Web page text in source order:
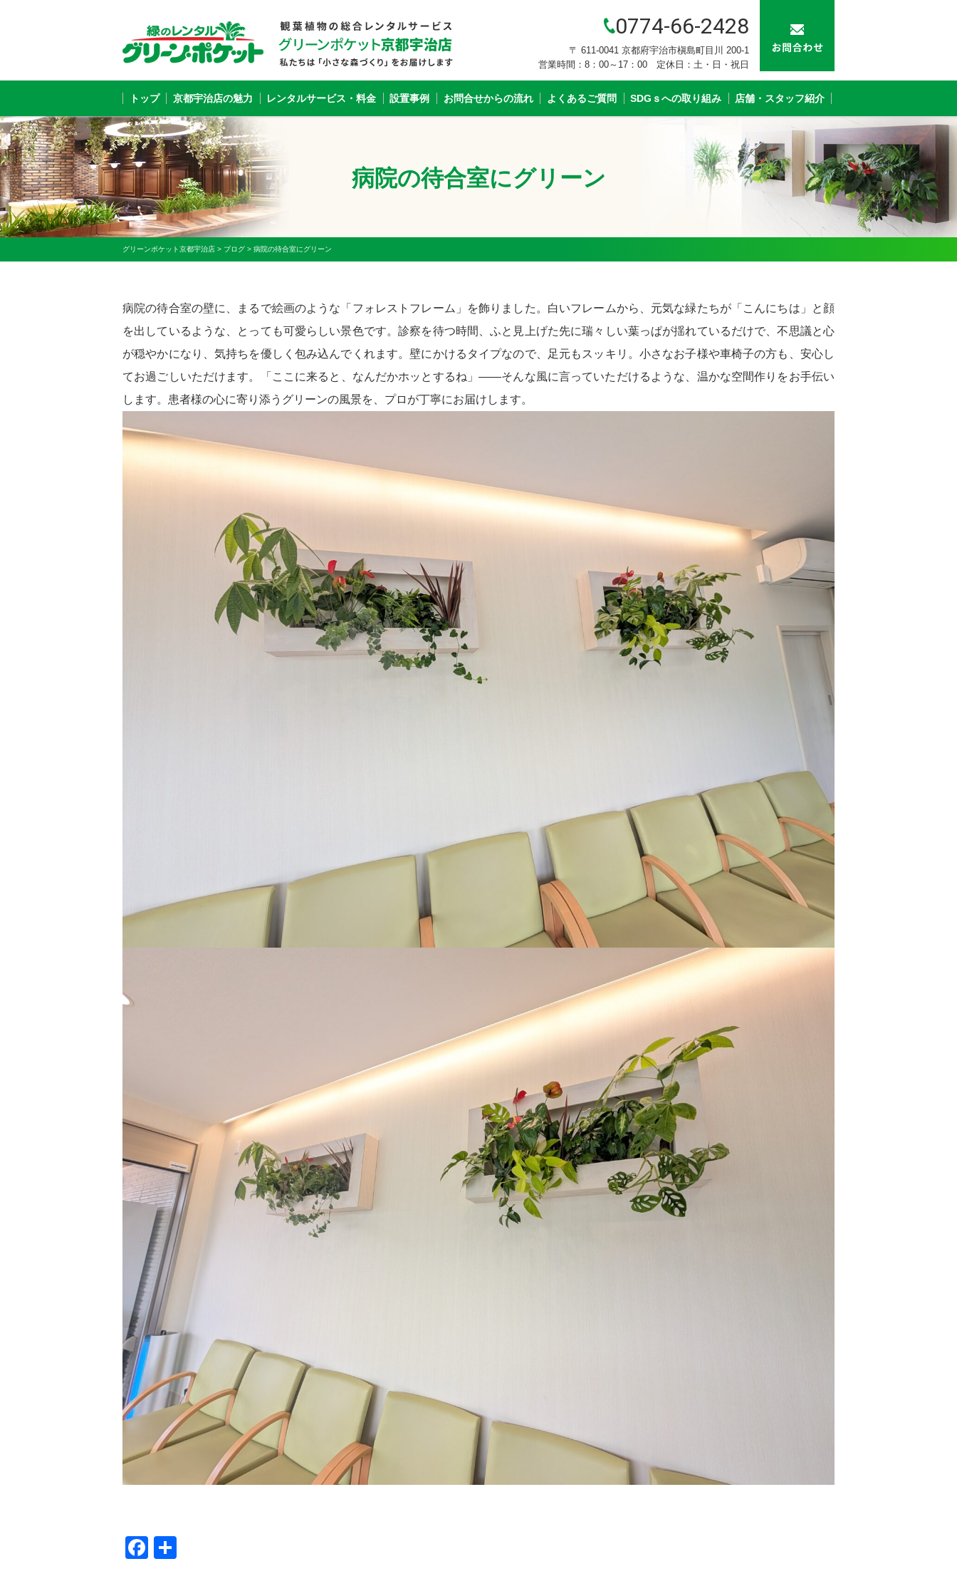
0774-66-2428
〒 611-0041 京都府宇治市槇島町目川 200-1
営業時間：8：00～17：00 定休日：土・日・祝日
トップ 京都宇治店の魅力 レンタルサービス・料金 設置事例 お問合せからの流れ よくあるご質問 SDGｓへの取り組み 店舗・スタッフ紹介
病院の待合室にグリーン
グリーンポケット京都宇治店 > ブログ > 病院の待合室にグリーン
病院の待合室の壁に、まるで絵画のような「フォレストフレーム」を飾りました。白いフレームから、元気な緑たちが「こんにちは」と顔
を出しているような、とっても可愛らしい景色です。診察を待つ時間、ふと見上げた先に瑞々しい葉っぱが揺れているだけで、不思議と心
が穏やかになり、気持ちを優しく包み込んでくれます。壁にかけるタイプなので、足元もスッキリ。小さなお子様や車椅子の方も、安心し
てお過ごしいただけます。「ここに来ると、なんだかホッとするね」――そんな風に言っていただけるような、温かな空間作りをお手伝い
します。患者様の心に寄り添うグリーンの風景を、プロが丁寧にお届けします。
Facebook